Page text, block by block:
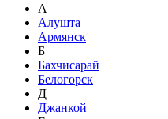
А
Алушта
Армянск
Б
Бахчисарай
Белогорск
Д
Джанкой